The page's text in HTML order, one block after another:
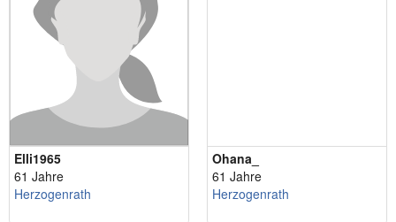
Elli1965
61 Jahre
Herzogenrath
Ohana_
61 Jahre
Herzogenrath